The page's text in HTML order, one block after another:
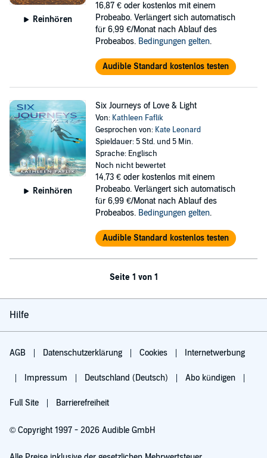
Reinhören
16,87 € oder kostenlos mit einem
Probeabo. Verlängert sich automatisch
für 6,99 €/Monat nach Ablauf des
Probeabos. Bedingungen gelten.
Audible Standard kostenlos testen
Reinhören
Six Journeys of Love & Light
Von: Kathleen Faflik
Gesprochen von: Kate Leonard
Spieldauer: 5 Std. und 5 Min.
Sprache: Englisch
Noch nicht bewertet
14,73 € oder kostenlos mit einem
Probeabo. Verlängert sich automatisch
für 6,99 €/Monat nach Ablauf des
Probeabos. Bedingungen gelten.
Audible Standard kostenlos testen
Seite 1 von 1
Hilfe
AGB Datenschutzerklärung Cookies Internetwerbung
Impressum Deutschland (Deutsch) Abo kündigen
Full Site Barrierefreiheit
© Copyright 1997 - 2026 Audible GmbH